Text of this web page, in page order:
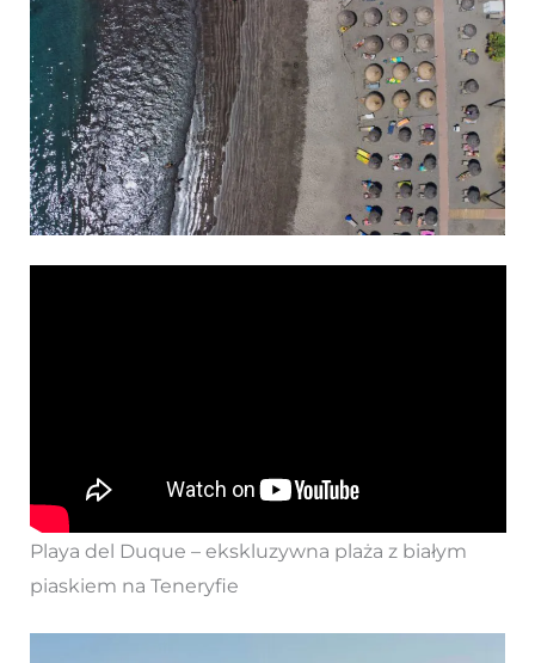
Playa del Duque – ekskluzywna plaża z białym
piaskiem na Teneryfie